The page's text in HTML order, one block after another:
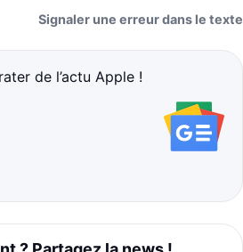
Signaler une erreur dans le texte
de l’actu Apple !